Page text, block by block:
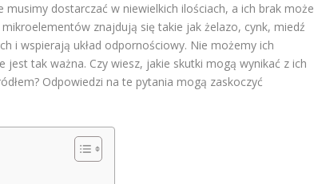
dostarczać w niewielkich ilościach, a ich brak może
znajdują się takie jak żelazo, cynk, miedź
i wspierają układ odpornościowy. Nie możemy ich
tak ważna. Czy wiesz, jakie skutki mogą wynikać z ich
Odpowiedzi na te pytania mogą zaskoczyć